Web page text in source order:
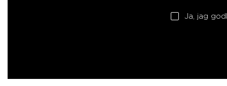
Ja, jag